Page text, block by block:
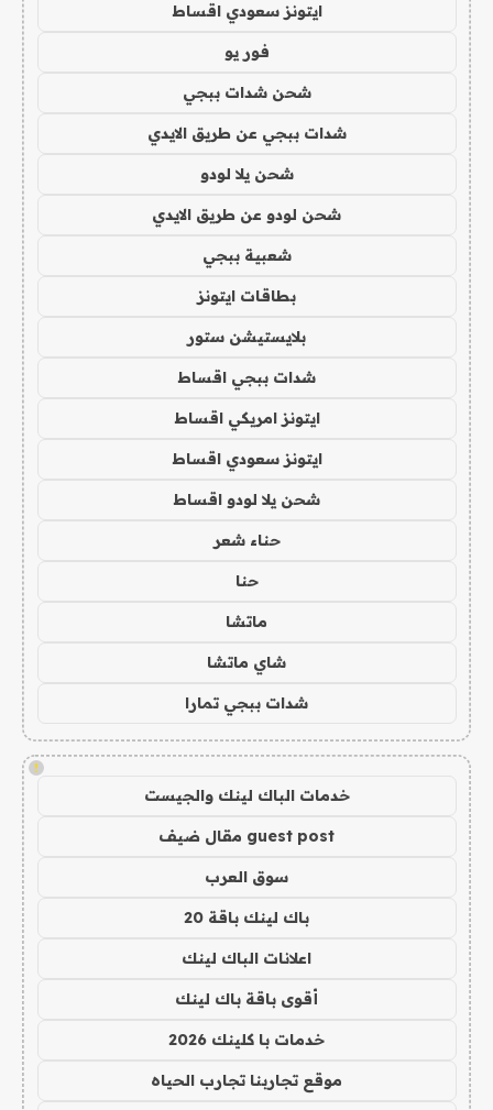
ايتونز سعودي اقساط
فور يو
شحن شدات ببجي
شدات ببجي عن طريق الايدي
شحن يلا لودو
شحن لودو عن طريق الايدي
شعبية ببجي
بطاقات ايتونز
بلايستيشن ستور
شدات ببجي اقساط
ايتونز امريكي اقساط
ايتونز سعودي اقساط
شحن يلا لودو اقساط
حناء شعر
حنا
ماتشا
شاي ماتشا
شدات ببجي تمارا
!
خدمات الباك لينك والجيست
guest post مقال ضيف
سوق العرب
باك لينك باقة 20
اعلانات الباك لينك
أقوى باقة باك لينك
خدمات با كلينك 2026
موقع تجاربنا تجارب الحياه